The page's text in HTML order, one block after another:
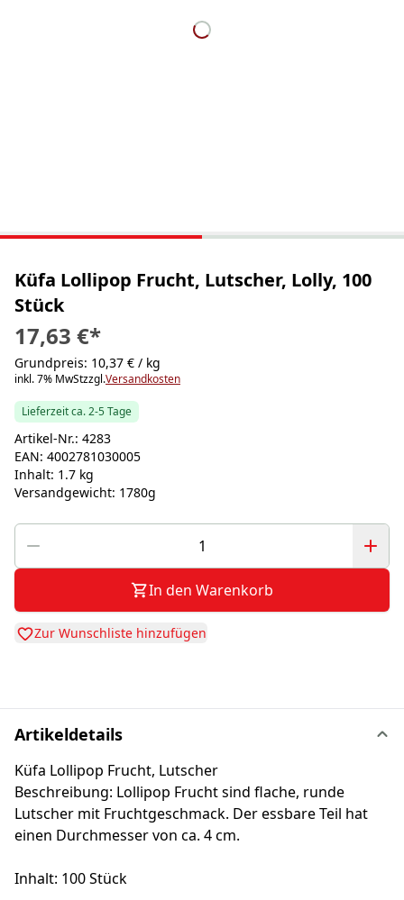
Küfa Lollipop Frucht, Lutscher, Lolly, 100
Stück
17,63 €*
Grundpreis: 10,37 € / kg
inkl. 7% MwStzzgl.Versandkosten
Lieferzeit ca. 2-5 Tage
Artikel-Nr.: 4283
EAN: 4002781030005
Inhalt: 1.7 kg
Versandgewicht: 1780g
In den Warenkorb
Zur Wunschliste hinzufügen
Artikeldetails
Küfa Lollipop Frucht, Lutscher
Beschreibung: Lollipop Frucht sind flache, runde
Lutscher mit Fruchtgeschmack. Der essbare Teil hat
einen Durchmesser von ca. 4 cm.
Inhalt: 100 Stück